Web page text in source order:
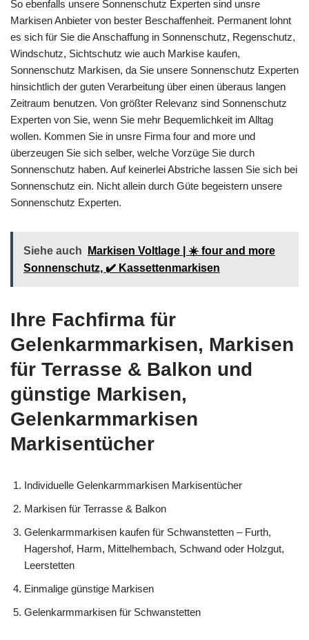
So ebenfalls unsere Sonnenschutz Experten sind unsre
Markisen Anbieter von bester Beschaffenheit. Permanent lohnt
es sich für Sie die Anschaffung in Sonnenschutz, Regenschutz,
Windschutz, Sichtschutz wie auch Markise kaufen,
Sonnenschutz Markisen, da Sie unsere Sonnenschutz Experten
hinsichtlich der guten Verarbeitung über einen überaus langen
Zeitraum benutzen. Von größter Relevanz sind Sonnenschutz
Experten von Sie, wenn Sie mehr Bequemlichkeit im Alltag
wollen. Kommen Sie in unsre Firma four and more und
überzeugen Sie sich selber, welche Vorzüge Sie durch
Sonnenschutz haben. Auf keinerlei Abstriche lassen Sie sich bei
Sonnenschutz ein. Nicht allein durch Güte begeistern unsere
Sonnenschutz Experten.
Siehe auch
Markisen Voltlage | ☀️ four and more
Sonnenschutz, ✔️ Kassettenmarkisen
Ihre Fachfirma für
Gelenkarmmarkisen, Markisen
für Terrasse & Balkon und
günstige Markisen,
Gelenkarmmarkisen
Markisentücher
Individuelle Gelenkarmmarkisen Markisentücher
Markisen für Terrasse & Balkon
Gelenkarmmarkisen kaufen für Schwanstetten – Furth,
Hagershof, Harm, Mittelhembach, Schwand oder Holzgut,
Leerstetten
Einmalige günstige Markisen
Gelenkarmmarkisen für Schwanstetten